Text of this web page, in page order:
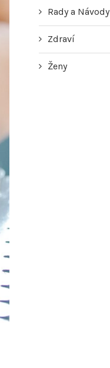
Rady a Návody
Zdraví
Ženy